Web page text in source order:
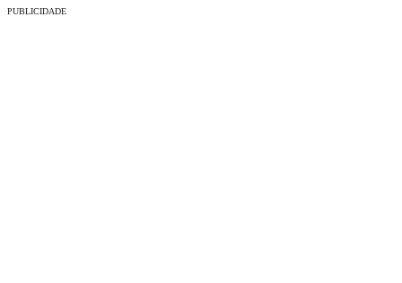
PUBLICIDADE